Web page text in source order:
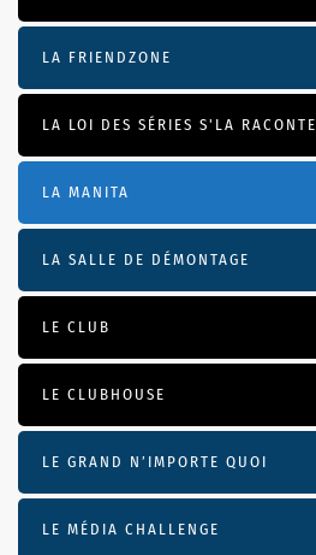
LA FRIENDZONE
LA LOI DES SÉRIES S'LA RACONTE
LA MANITA
LA SALLE DE DÉMONTAGE
LE CLUB
LE CLUBHOUSE
LE GRAND N’IMPORTE QUOI
LE MÉDIA CHALLENGE